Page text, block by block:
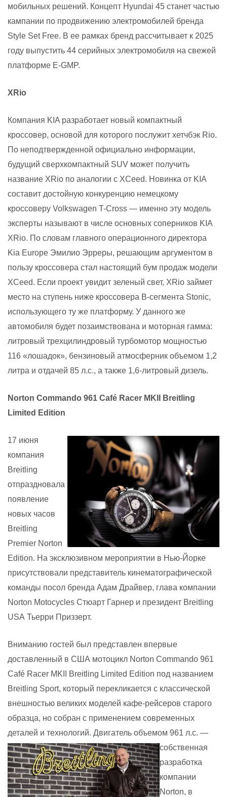
мобильных решений. Концепт Hyundai 45 станет частью
кампании по продвижению электромобилей бренда
Style Set Free. В ее рамках бренд рассчитывает к 2025
году выпустить 44 серийных электромобиля на свежей
платформе E-GMP.
XRio
Компания KIA разработает новый компактный
кроссовер, основой для которого послужит хетчбэк Rio.
По неподтвержденной официально информации,
будущий сверхкомпактный SUV может получить
название XRio по аналогии с XCeed. Новинка от KIA
составит достойную конкуренцию немецкому
кроссоверу Volkswagen T-Cross — именно эту модель
эксперты называют в числе основных соперников KIA
XRio. По словам главного операционного директора
Kia Europe Эмилио Эрреры, решающим аргументом в
пользу кроссовера стал настоящий бум продаж модели
XCeed. Если проект увидит зеленый свет, XRio займет
место на ступень ниже кроссовера B-сегмента Stonic,
использующего ту же платформу. У данного же
автомобиля будет позаимствована и моторная гамма:
литровый трехцилиндровый турбомотор мощностью
116 «лошадок», бензиновый атмосферник объемом 1,2
литра и отдачей 85 л.с., а также 1,6-литровый дизель.
Norton Commando 961 Café Racer MKII Breitling
Limited Edition
17 июня
компания
Breitling
отпраздновала
появление
новых часов
Breitling
Premier Norton
Edition. На эксклюзивном мероприятии в Нью-Йорке
присутствовали представитель кинематографической
команды посол бренда Адам Драйвер, глава компании
Norton Motocycles Стюарт Гарнер и президент Breitling
USA Тьерри Приззерт.
Вниманию гостей был представлен впервые
доставленный в США мотоцикл Norton Commando 961
Café Racer MKII Breitling Limited Edition под названием
Breitling Sport, который перекликается с классической
внешностью великих моделей кафе-рейсеров старого
образца, но собран с применением современных
деталей и технологий. Двигатель объемом 961 л.с. —
собственная
разработка
компании
Norton, в